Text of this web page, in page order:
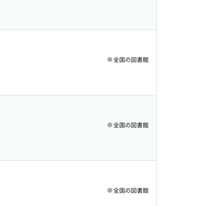
全国の図書館
全国の図書館
全国の図書館